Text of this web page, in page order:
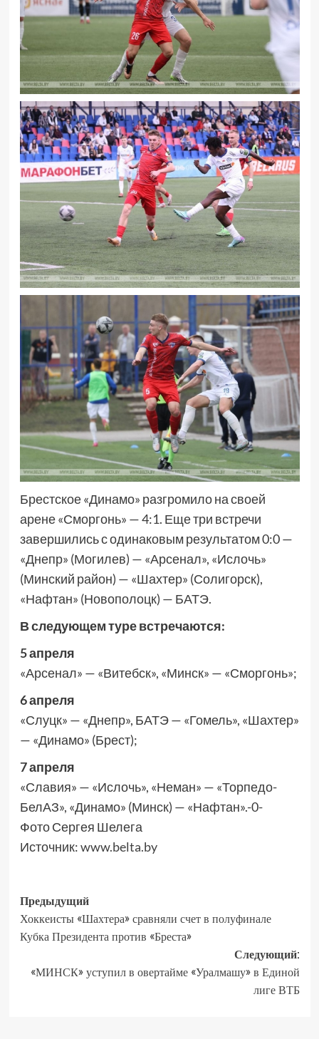
Брестское «Динамо» разгромило на своей
арене «Сморгонь» — 4:1. Еще три встречи
завершились с одинаковым результатом 0:0 —
«Днепр» (Могилев) — «Арсенал», «Ислочь»
(Минский район) — «Шахтер» (Солигорск),
«Нафтан» (Новополоцк) — БАТЭ.
В следующем туре встречаются:
5 апреля
«Арсенал» — «Витебск», «Минск» — «Сморгонь»;
6 апреля
«Слуцк» — «Днепр», БАТЭ — «Гомель», «Шахтер»
— «Динамо» (Брест);
7 апреля
«Славия» — «Ислочь», «Неман» — «Торпедо-
БелАЗ», «Динамо» (Минск) — «Нафтан».-0-
Фото Сергея Шелега
Источник:www.belta.by
Предыдущий
Хоккеисты «Шахтера» сравняли счет в полуфинале
Кубка Президента против «Бреста»
Следующий:
«МИНСК» уступил в овертайме «Уралмашу» в Единой
лиге ВТБ